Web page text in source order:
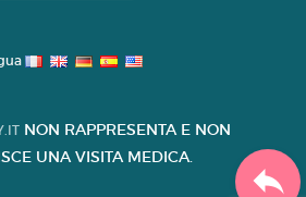
NON RAPPRESENTA E NON
UNA VISITA MEDICA.